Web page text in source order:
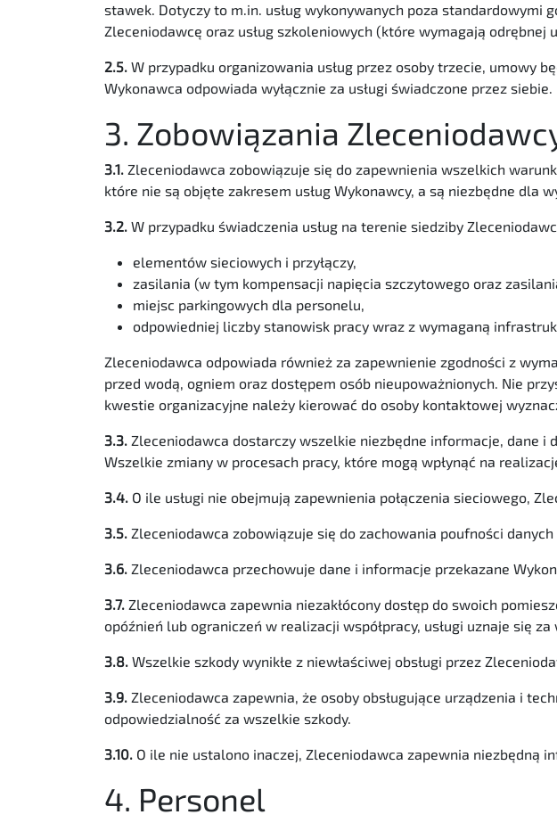
stawek. Dotyczy to m.in. usług wykonywanych poza standardowymi
Zleceniodawcę oraz usług szkoleniowych (które wymagają odrębnej
2.5. W przypadku organizowania usług przez osoby trzecie, umowy
Wykonawca odpowiada wyłącznie za usługi świadczone przez siebie.
3. Zobowiązania
3.1. Zleceniodawca zobowiązuje się do zapewnienia wszelkich
które nie są objęte zakresem usług Wykonawcy, a są niezbędne dla
3.2. W przypadku świadczenia usług na terenie siedziby
elementów sieciowych i przyłączy,
zasilania (w tym kompensacji napięcia szczytowego oraz
miejsc parkingowych dla personelu,
odpowiedniej liczby stanowisk pracy wraz z wymaganą
Zleceniodawca odpowiada również za zapewnienie zgodności z
przed wodą, ogniem oraz dostępem osób nieupoważnionych. Nie
kwestie organizacyjne należy kierować do osoby kontaktowej
3.3. Zleceniodawca dostarczy wszelkie niezbędne informacje, dane
Wszelkie zmiany w procesach pracy, które mogą wpłynąć na
3.4. O ile usługi nie obejmują zapewnienia połączenia sieciowego,
3.5. Zleceniodawca zobowiązuje się do zachowania poufności
3.6. Zleceniodawca przechowuje dane i informacje przekazane
3.7. Zleceniodawca zapewnia niezakłócony dostęp do swoich
opóźnień lub ograniczeń w realizacji współpracy, usługi uznaje się
3.8. Wszelkie szkody wynikłe z niewłaściwej obsługi przez
3.9. Zleceniodawca zapewnia, że osoby obsługujące urządzenia i
odpowiedzialność za wszelkie szkody.
3.10. O ile nie ustalono inaczej, Zleceniodawca zapewnia niezbędną
4. Personel